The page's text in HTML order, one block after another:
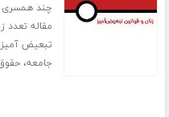
چند همسری
مقاله تعدد
تبعیض آمیز
جامعه،